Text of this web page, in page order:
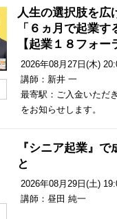
人生の選択肢を広
「６ヵ月で起業
【起業１８フォ
2026年08月27日(木)
講師：新井 一
最寄駅：ご入金いただ
をお知らせします。
『シニア起業』
と
2026年08月29日(土)
講師：昼田 純一